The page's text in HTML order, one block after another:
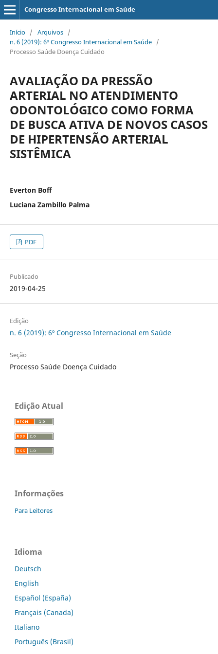
Congresso Internacional em Saúde
Início / Arquivos /
n. 6 (2019): 6º Congresso Internacional em Saúde /
Processo Saúde Doença Cuidado
AVALIAÇÃO DA PRESSÃO
ARTERIAL NO ATENDIMENTO
ODONTOLÓGICO COMO FORMA
DE BUSCA ATIVA DE NOVOS CASOS
DE HIPERTENSÃO ARTERIAL
SISTÊMICA
Everton Boff
Luciana Zambillo Palma
PDF
Publicado
2019-04-25
Edição
n. 6 (2019): 6º Congresso Internacional em Saúde
Seção
Processo Saúde Doença Cuidado
Edição Atual
Informações
Para Leitores
Idioma
Deutsch
English
Español (España)
Français (Canada)
Italiano
Português (Brasil)